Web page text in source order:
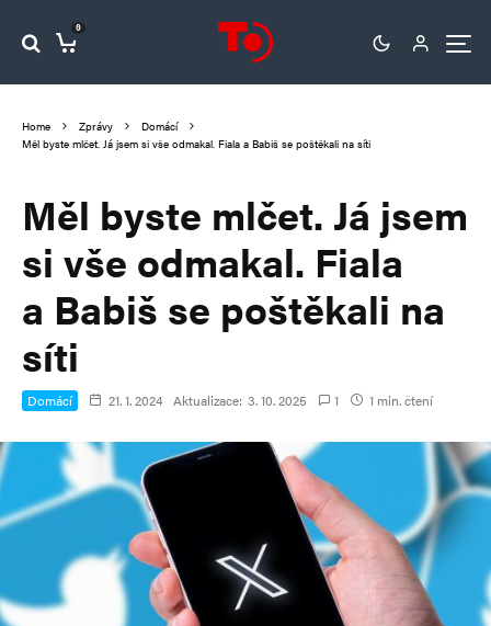
0
Home Zprávy
Domácí
Měl byste mlčet. Já jsem si vše odmakal. Fiala a Babiš se poštěkali na síti
Měl byste mlčet. Já jsem
si vše odmakal. Fiala
a Babiš se poštěkali na
síti
Domácí 21. 1. 2024 Aktualizace: 3. 10. 2025 1 1 min. čtení